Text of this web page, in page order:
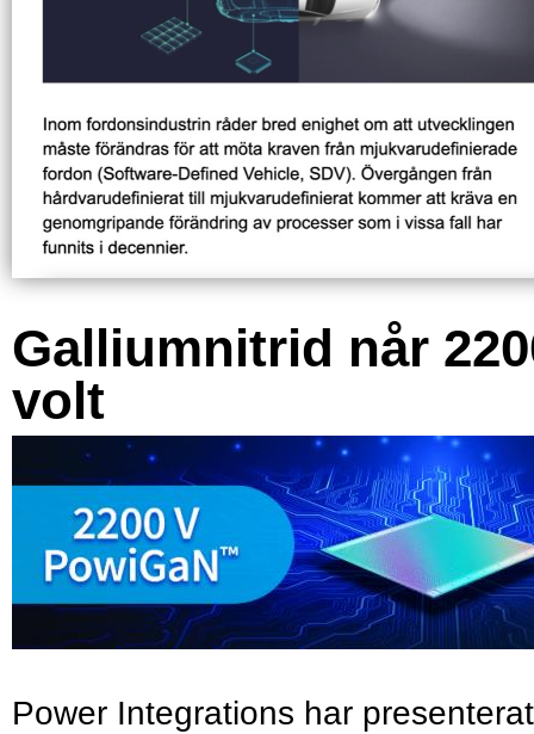
Galliumnitrid når
volt
Power Integrations har presenterat